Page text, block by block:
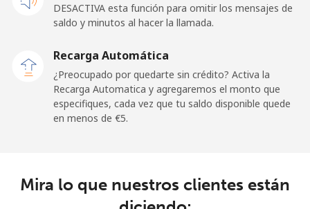
Celular ⁦27.9¢⁩ 35 min por ⁦€10⁩
French Polynesia
Celular 30 min por ⁦€10⁩ ⁦10¢⁩
DESACTIVA esta función para omitir los mensajes de
saldo y minutos al hacer la llamada.
Recarga Automática
¿Preocupado por quedarte sin crédito? Activa la
Recarga Automatica y agregaremos el monto que
especifiques, cada vez que tu saldo disponible quede
en menos de ⁦€5⁩.
Mira lo que nuestros clientes están